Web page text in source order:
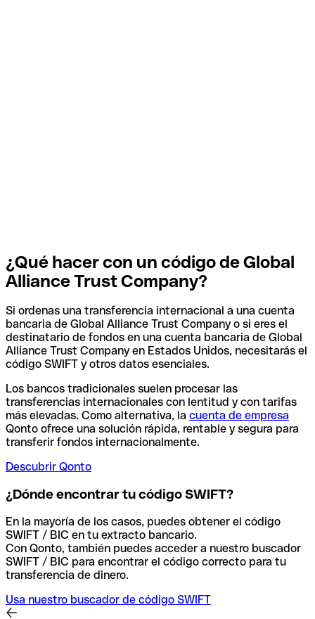
¿Qué hacer con un código de Global
Alliance Trust Company?
Si ordenas una transferencia internacional a una cuenta
bancaria de Global Alliance Trust Company o si eres el
destinatario de fondos en una cuenta bancaria de Global
Alliance Trust Company en Estados Unidos, necesitarás el
código SWIFT y otros datos esenciales.
Los bancos tradicionales suelen procesar las
transferencias internacionales con lentitud y con tarifas
más elevadas. Como alternativa, la cuenta de empresa
Qonto ofrece una solución rápida, rentable y segura para
transferir fondos internacionalmente.
Descubrir Qonto
¿Dónde encontrar tu código SWIFT?
En la mayoría de los casos, puedes obtener el código
SWIFT / BIC en tu extracto bancario.
Con Qonto, también puedes acceder a nuestro buscador
SWIFT / BIC para encontrar el código correcto para tu
transferencia de dinero.
Usa nuestro buscador de código SWIFT